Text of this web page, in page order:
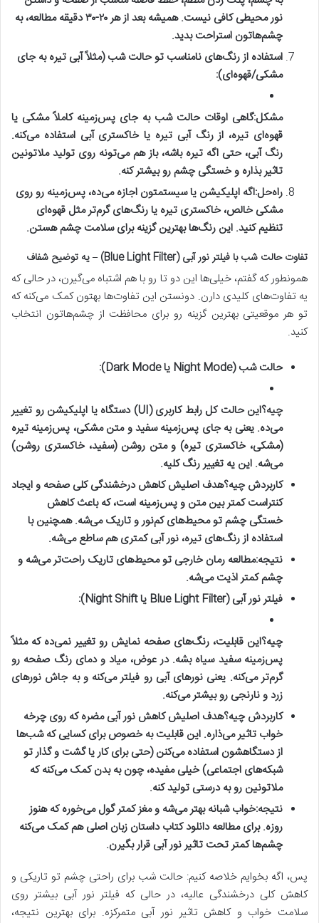
نور محیطی کافی نیست. همیشه بعد از هر ۲۰-۳۰ دقیقه مطالعه، به
چشم‌هاتون استراحت بدید.
استفاده از رنگ‌های نامناسب تو حالت شب (مثلاً آبی تیره به جای
مشکی/قهوه‌ای):
مشکل:گاهی اوقات حالت شب به جای پس‌زمینه کاملاً مشکی یا
قهوه‌ای تیره، از رنگ آبی تیره یا خاکستری آبی استفاده می‌کنه.
رنگ آبی، حتی اگه تیره باشه، باز هم می‌تونه روی تولید ملاتونین
تاثیر بذاره و خستگی چشم رو بیشتر کنه.
راه‌حل:اگه اپلیکیشن یا سیستمتون اجازه می‌ده، پس‌زمینه رو روی
مشکی خالص، خاکستری تیره یا رنگ‌های گرم‌تر مثل قهوه‌ای
تنظیم کنید. این رنگ‌ها بهترین گزینه برای سلامت چشم هستن.
تفاوت حالت شب با فیلتر نور آبی (Blue Light Filter) – یه توضیح شفاف
همونطور که گفتم، خیلی‌ها این دو تا رو با هم اشتباه می‌گیرن، در حالی که
یه تفاوت‌های کلیدی دارن. دونستن این تفاوت‌ها بهتون کمک می‌کنه که
تو هر موقعیتی بهترین گزینه رو برای محافظت از چشم‌هاتون انتخاب
کنید.
حالت شب (Night Mode یا Dark Mode):
چیه؟
این حالت کل رابط کاربری (UI) دستگاه یا اپلیکیشن رو تغییر
می‌ده. یعنی به جای پس‌زمینه سفید و متن مشکی، پس‌زمینه تیره
(مشکی، خاکستری تیره) و متن روشن (سفید، خاکستری روشن)
می‌شه. این یه تغییر رنگ کلیه.
کاربردش چیه؟هدف اصلیش کاهش درخشندگی کلی صفحه و ایجاد
کنتراست کمتر بین متن و پس‌زمینه است، که باعث کاهش
خستگی چشم تو محیط‌های کم‌نور و تاریک می‌شه. همچنین با
استفاده از رنگ‌های تیره، نور آبی کمتری هم ساطع می‌شه.
نتیجه:مطالعه رمان خارجی تو محیط‌های تاریک راحت‌تر می‌شه و
چشم کمتر اذیت می‌شه.
فیلتر نور آبی (Blue Light Filter یا Night Shift):
چیه؟این قابلیت، رنگ‌های صفحه نمایش رو تغییر نمی‌ده که مثلاً
پس‌زمینه سفید سیاه بشه. در عوض، میاد و دمای رنگ صفحه رو
گرم‌تر می‌کنه. یعنی نورهای آبی رو فیلتر می‌کنه و به جاش نورهای
زرد و نارنجی رو بیشتر می‌کنه.
کاربردش چیه؟هدف اصلیش کاهش نور آبی مضره که روی چرخه
خواب تاثیر می‌ذاره. این قابلیت به خصوص برای کسایی که شب‌ها
از دستگاهشون استفاده می‌کنن (حتی برای کار یا گشت و گذار تو
شبکه‌های اجتماعی) خیلی مفیده، چون به بدن کمک می‌کنه که
ملاتونین رو به درستی تولید کنه.
نتیجه:خواب شبانه بهتر می‌شه و مغز کمتر گول می‌خوره که هنوز
روزه. برای مطالعهدانلود کتاب داستان زبان اصلیهم کمک می‌کنه
چشم‌ها کمتر تحت تاثیر نور آبی قرار بگیرن.
پس، اگه بخوایم خلاصه کنیم: حالت شب برای راحتی چشم تو تاریکی و
کاهش کلی درخشندگی عالیه، در حالی که فیلتر نور آبی بیشتر روی
سلامت خواب و کاهش تاثیر نور آبی متمرکزه. برای بهترین نتیجه،